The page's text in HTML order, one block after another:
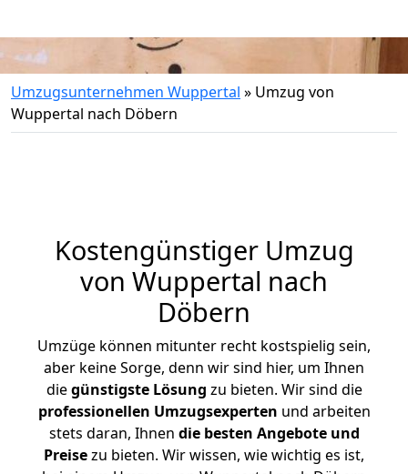
Umzugsunternehmen Wuppertal » Umzug von
Wuppertal nach Döbern
Kostengünstiger Umzug
von Wuppertal nach
Döbern
Umzüge können mitunter recht kostspielig sein,
aber keine Sorge, denn wir sind hier, um Ihnen
diegünstigste Lösung zu bieten. Wir sind die
professionellen Umzugsexperten und arbeiten
stets daran, Ihnen die besten Angebote und
Preisezu bieten. Wir wissen, wie wichtig es ist,